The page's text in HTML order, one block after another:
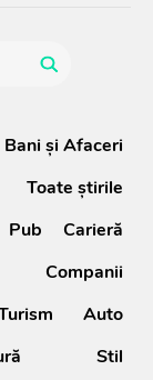
Bani și Afaceri
Toate știrile
Pub
Carieră
Companii
Auto
Stil